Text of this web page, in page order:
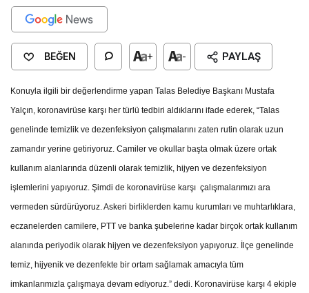
BEĞEN + - PAYLAŞ
Konuyla ilgili bir değerlendirme yapan Talas Belediye Başkanı Mustafa
Yalçın, koronavirüse karşı her türlü tedbiri aldıklarını ifade ederek, “Talas
genelinde temizlik ve dezenfeksiyon çalışmalarını zaten rutin olarak uzun
zamandır yerine getiriyoruz. Camiler ve okullar başta olmak üzere ortak
kullanım alanlarında düzenli olarak temizlik, hijyen ve dezenfeksiyon
işlemlerini yapıyoruz. Şimdi de koronavirüse karşı çalışmalarımızı ara
vermeden sürdürüyoruz. Askeri birliklerden kamu kurumları ve muhtarlıklara,
eczanelerden camilere, PTT ve banka şubelerine kadar birçok ortak kullanım
alanında periyodik olarak hijyen ve dezenfeksiyon yapıyoruz. İlçe genelinde
temiz, hijyenik ve dezenfekte bir ortam sağlamak amacıyla tüm
imkanlarımızla çalışmaya devam ediyoruz.” dedi. Koronavirüse karşı 4 ekiple